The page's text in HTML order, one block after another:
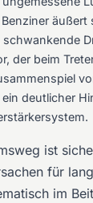
äußert
der beim
deutlicher
ist
für
im